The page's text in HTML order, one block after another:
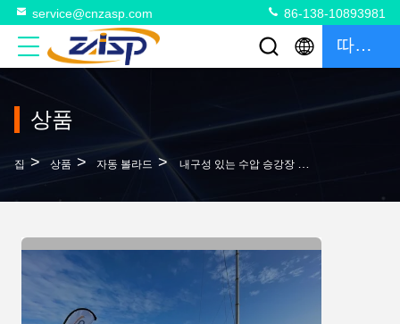
service@cnzasp.com 86-138-10893981
따옴표
상품
집 > 상품 > 자동 볼라드 > 내구성 있는 수압 승강장 장벽 게이트 차량 장벽 팔 안전